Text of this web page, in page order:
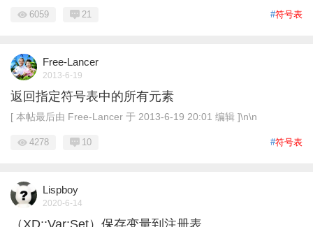
#符号表
6059 21
Free-Lancer
2013-6-19
返回指定符号表中的所有元素
[ 本帖最后由 Free-Lancer 于 2013-6-19 20:01 编辑 ]\n\n
#符号表
4278 10
Lispboy
2020-6-14
（XD::Var:Set）保存变量到注册表